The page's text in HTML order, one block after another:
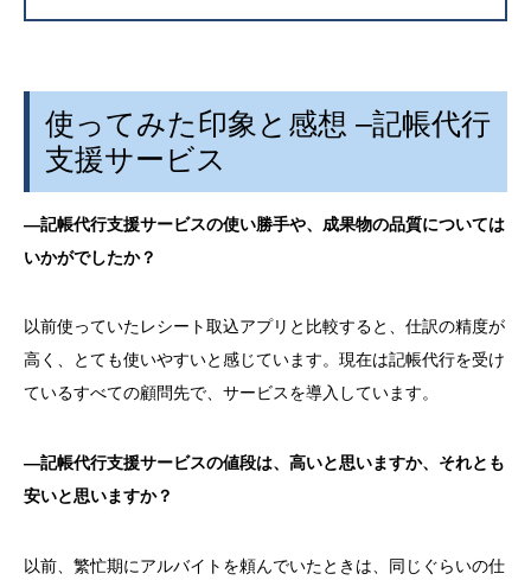
使ってみた印象と感想 –記帳代行
支援サービス
―記帳代行支援サービスの使い勝手や、成果物の品質については
いかがでしたか？
以前使っていたレシート取込アプリと比較すると、仕訳の精度が
高く、とても使いやすいと感じています。現在は記帳代行を受け
ているすべての顧問先で、サービスを導入しています。
―記帳代行支援サービスの値段は、高いと思いますか、それとも
安いと思いますか？
以前、繁忙期にアルバイトを頼んでいたときは、同じぐらいの仕